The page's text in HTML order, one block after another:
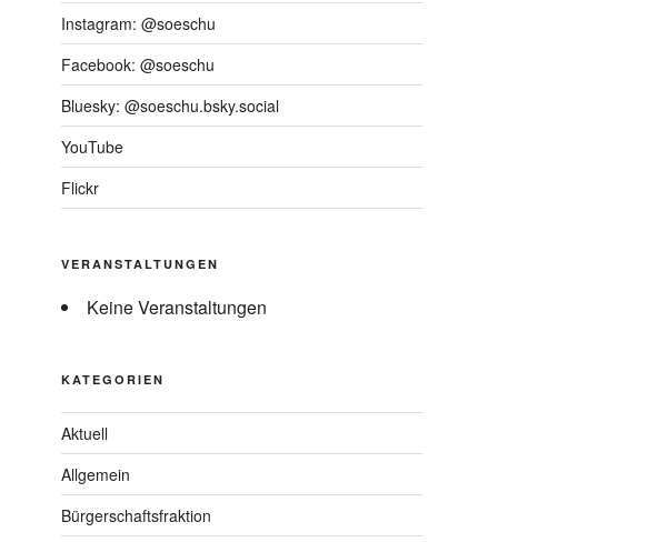
Instagram: @soeschu
Facebook: @soeschu
Bluesky: @soeschu.bsky.social
YouTube
Flickr
VERANSTALTUNGEN
Keine Veranstaltungen
KATEGORIEN
Aktuell
Allgemein
Bürgerschaftsfraktion